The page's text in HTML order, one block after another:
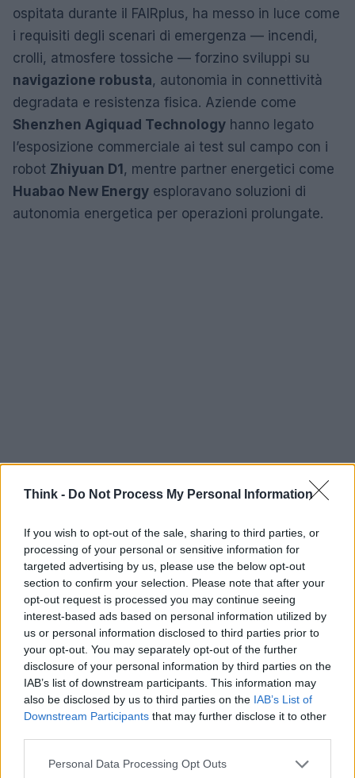
Think - Do Not Process My Personal Information
If you wish to opt-out of the sale, sharing to third parties, or
processing of your personal or sensitive information for
targeted advertising by us, please use the below opt-out
section to confirm your selection. Please note that after your
opt-out request is processed you may continue seeing
interest-based ads based on personal information utilized by
us or personal information disclosed to third parties prior to
your opt-out. You may separately opt-out of the further
disclosure of your personal information by third parties on the
IAB’s list of downstream participants. This information may
also be disclosed by us to third parties on the IAB’s List of
Downstream Participants that may further disclose it to other
Please note that this website/app uses one or more Google
Personal Data Processing Opt Outs
ospitata durante il FAIRplus, ha messo in luce come
i requisiti degli scenari di emergenza — incendi,
crolli, atmosfere tossiche — forzino sviluppi su
navigazione robusta, autonomia in connettività
degradata e resistenza fisica. Aziende come
Shenzhen Agiquad Technology hanno legato
l’esposizione commerciale ai test sul campo con i
robot Zhiyuan D1, mentre partner energetici come
Huabao New Energy esploravano soluzioni di
autonomia energetica per operazioni prolungate.
Attiguo al padiglione robotico c’eraLogimat, la
fiera di automazione logistica interna: lì trionfavano
AGV, ASRS, carrelli a guida autonoma e sistemi di
sorting, presentati da aziende comeXishen,
Lonking,iRaypleeNobleLift. Nessuno di quei
sistemi aveva forma umana perché nei processi
strutturati la soluzione dedicata è più efficiente e
matura. Il risultato è chiaro: mentre Logimat mostra
piattaforme che devono ancora essere integrate a